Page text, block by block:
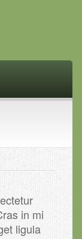
in mi
ligula